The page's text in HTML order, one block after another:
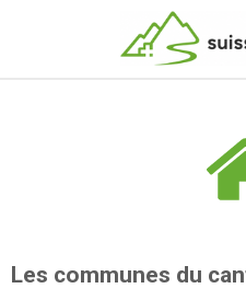
Les communes du